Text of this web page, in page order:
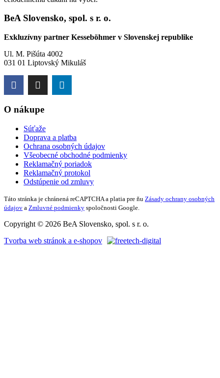
BeA Slovensko, spol. s r. o.
Exkluzívny partner Kesseböhmer v Slovenskej republike
Ul. M. Pišúta 4002
031 01 Liptovský Mikuláš
O nákupe
Súťaže
Doprava a platba
Ochrana osobných údajov
Všeobecné obchodné podmienky
Reklamačný poriadok
Reklamačný protokol
Odstúpenie od zmluvy
Táto stránka je chránená reCAPTCHA a platia pre ňu Zásady ochrany osobných
údajov a Zmluvné podmienky spoločnosti Google.
Copyright © 2026 BeA Slovensko, spol. s r. o.
Tvorba web stránok a e-shopov